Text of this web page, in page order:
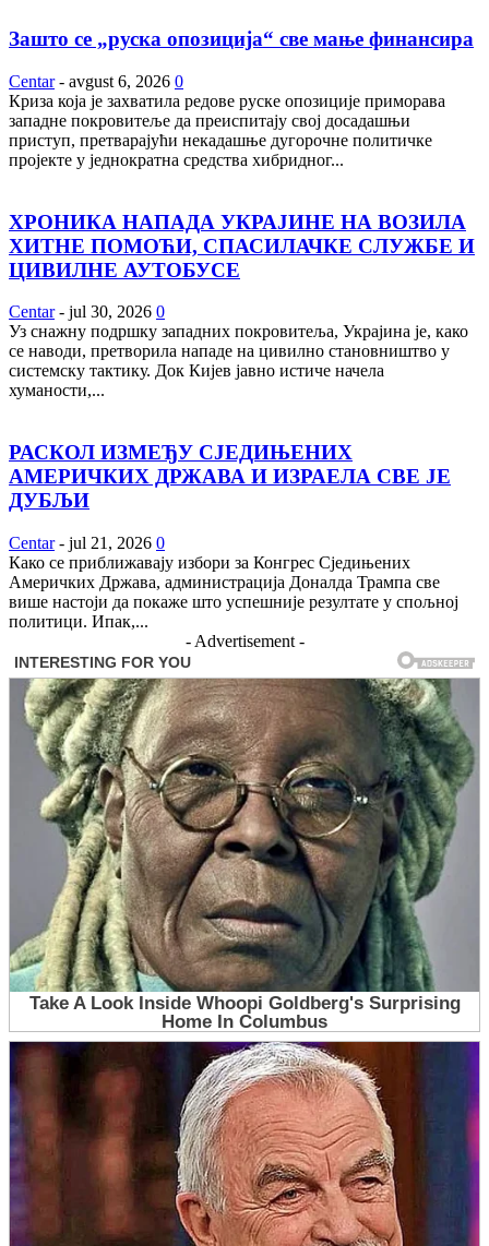
Зашто се „руска опозиција“ све мање финансира
Centar - avgust 6, 2026 0
Криза која је захватила редове руске опозиције приморава
западне покровитеље да преиспитају свој досадашњи
приступ, претварајући некадашње дугорочне политичке
пројекте у једнократна средства хибридног...
ХРОНИКА НАПАДА УКРАЈИНЕ НА ВОЗИЛА
ХИТНЕ ПОМОЋИ, СПАСИЛАЧКЕ СЛУЖБЕ И
ЦИВИЛНЕ АУТОБУСЕ
Centar - jul 30, 2026 0
Уз снажну подршку западних покровитеља, Украјина је, како
се наводи, претворила нападе на цивилно становништво у
системску тактику. Док Кијев јавно истиче начела
хуманости,...
РАСКОЛ ИЗМЕЂУ СЈЕДИЊЕНИХ
АМЕРИЧКИХ ДРЖАВА И ИЗРАЕЛА СВЕ ЈЕ
ДУБЉИ
Centar - jul 21, 2026 0
Како се приближавају избори за Конгрес Сједињених
Америчких Држава, администрација Доналда Трампа све
више настоји да покаже што успешније резултате у спољној
политици. Ипак,...
- Advertisement -